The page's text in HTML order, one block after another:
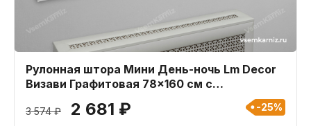
Рулонная штора Мини День-ночь Lm Decor
Визави Графитовая 78x160 см с
3 574 ₽ 2 681 ₽ -25%